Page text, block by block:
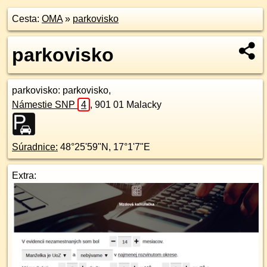
Cesta: OMA» parkovisko
parkovisko
parkovisko: parkovisko,
Námestie SNP
4 , 901 01 Malacky
Súradnice: 48°25'59"N , 17°1'7"E
Extra: